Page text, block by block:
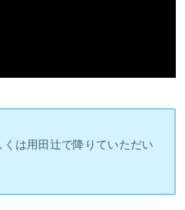
は用田辻で降りていただい